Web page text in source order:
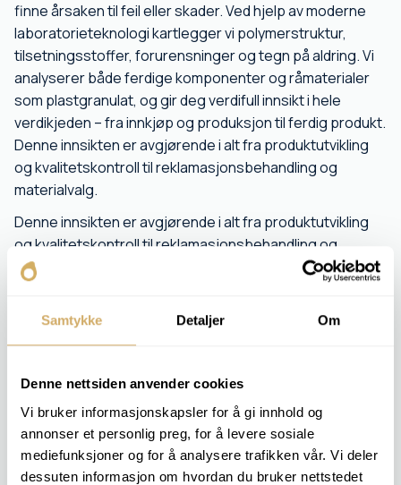
Samtykke Detaljer Om
Denne nettsiden anvender cookies
Vi bruker informasjonskapsler for å gi innhold og
annonser et personlig preg, for å levere sosiale
mediefunksjoner og for å analysere trafikken vår. Vi deler
dessuten informasjon om hvordan du bruker nettstedet
finne årsaken til feil eller skader. Ved hjelp av moderne
laboratorieteknologi kartlegger vi polymerstruktur,
tilsetningsstoffer, forurensninger og tegn på aldring. Vi
analyserer både ferdige komponenter og råmaterialer
som plastgranulat, og gir deg verdifull innsikt i hele
verdikjeden – fra innkjøp og produksjon til ferdig produkt.
Denne innsikten er avgjørende i alt fra produktutvikling
og kvalitetskontroll til reklamasjonsbehandling og
materialvalg.
Denne innsikten er avgjørende i alt fra produktutvikling
og kvalitetskontroll til reklamasjonsbehandling og
materialvalg. Vi bistår kunder innen industri, produksjon,
dokumentasjon, sporbarhet eller teknisk avklaring i
forbindelse med plastmaterialer.
Visuell og mikroskopisk undersøkelse
Sammenligning med referanseprøver og plasttyper
Fuktmåling og vurdering av materialets tilstand